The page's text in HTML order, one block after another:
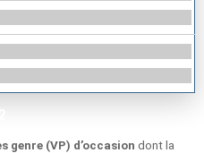
genre (VP) d’occasion dont la